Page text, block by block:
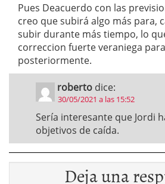
Pues Deacuerdo con las
creo que subirá algo más para,
subir durante más tiempo, lo
correccion fuerte veraniega
posteriormente.
roberto dice:
30/05/2021 a las 15:52
Sería interesante que Jordi
objetivos de caída.
Deja una